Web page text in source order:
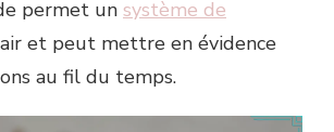
permet un système de
et peut mettre en évidence
au fil du temps.